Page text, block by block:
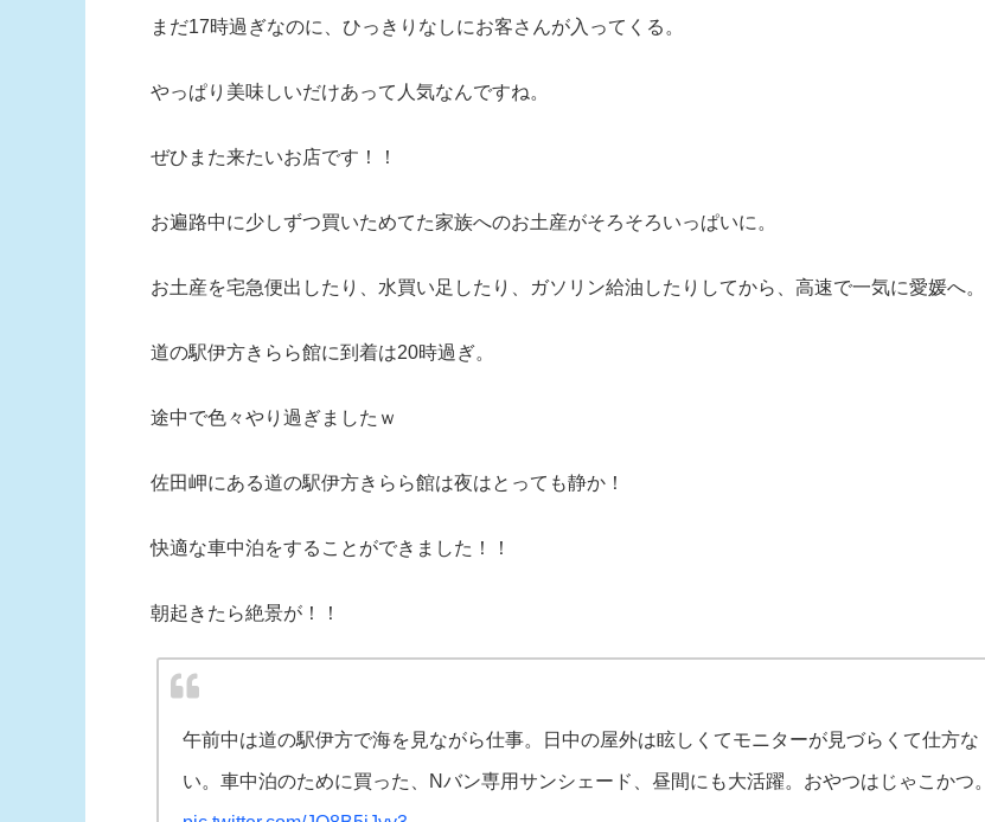
まだ17時過ぎなのに、ひっきりなしにお客さんが入ってくる。
やっぱり美味しいだけあって人気なんですね。
ぜひまた来たいお店です！！
お遍路中に少しずつ買いためてた家族へのお土産がそろそろいっぱいに。
お土産を宅急便出したり、水買い足したり、ガソリン給油したりしてから、高速で一気に愛媛へ。
道の駅伊方きらら館に到着は20時過ぎ。
途中で色々やり過ぎましたｗ
佐田岬にある道の駅伊方きらら館は夜はとっても静か！
快適な車中泊をすることができました！！
朝起きたら絶景が！！
午前中は道の駅伊方で海を見ながら仕事。日中の屋外は眩しくてモニターが見づらくて仕方な
い。車中泊のために買った、Nバン専用サンシェード、昼間にも大活躍。おやつはじゃこかつ。